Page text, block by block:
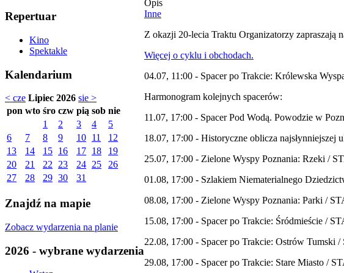
Repertuar
Kino
Spektakle
Kalendarium
< cze Lipiec 2026 sie >
pon wto śro czw pią sob nie
1
2 3 4
5
6
7 8 9 10 11
12
13
14 15 16 17 18
19
20
21 22 23 24 25
26
27
28 29 30 31
Znajdź na mapie
Zobacz wydarzenia na planie
2026 - wybrane wydarzenia
Opis
Inne
Z okazji 20-lecia Traktu Organizatorzy zapraszają
Więcej o cyklu i obchodach.
04.07, 11:00 - Spacer po Trakcie: Królewska
Harmonogram kolejnych spacerów:
11.07, 17:00 - Spacer Pod Wodą. Powodzie w
18.07, 17:00 - Historyczne oblicza
25.07, 17:00 - Zielone Wyspy Poznania: Rzeki /
01.08, 17:00 - Szlakiem Niematerialnego
08.08, 17:00 - Zielone Wyspy Poznania: Parki /
15.08, 17:00 - Spacer po Trakcie: Śródmieście /
22.08, 17:00 - Spacer po Trakcie: Ostrów Tumski
29.08, 17:00 - Spacer po Trakcie: Stare Miasto /